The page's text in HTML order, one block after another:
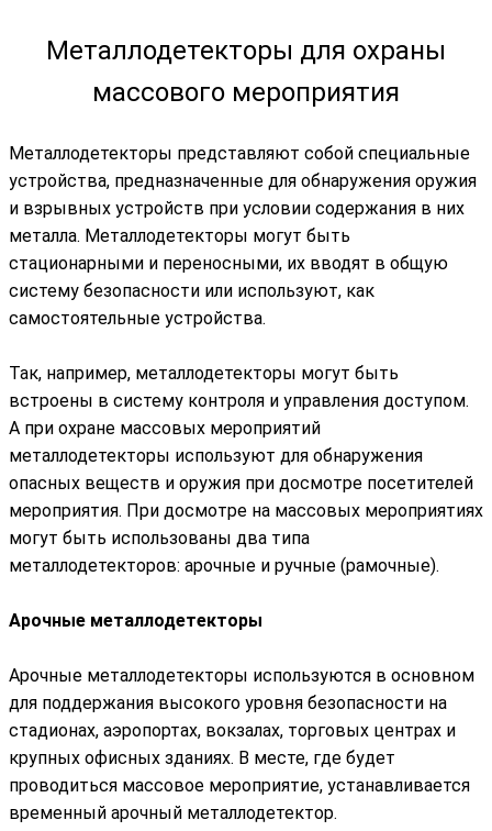
Металлодетекторы для охраны
массового мероприятия
Металлодетекторы представляют собой специальные
устройства, предназначенные для обнаружения оружия
и взрывных устройств при условии содержания в них
металла. Металлодетекторы могут быть
стационарными и переносными, их вводят в общую
систему безопасности или используют, как
самостоятельные устройства.
Так, например, металлодетекторы могут быть
встроены в систему контроля и управления доступом.
А при охране массовых мероприятий
металлодетекторы используют для обнаружения
опасных веществ и оружия при досмотре посетителей
мероприятия. При досмотре на массовых мероприятиях
могут быть использованы два типа
металлодетекторов: арочные и ручные (рамочные).
Арочные металлодетекторы
Арочные металлодетекторы используются в основном
для поддержания высокого уровня безопасности на
стадионах, аэропортах, вокзалах, торговых центрах и
крупных офисных зданиях. В месте, где будет
проводиться массовое мероприятие, устанавливается
временный арочный металлодетектор.